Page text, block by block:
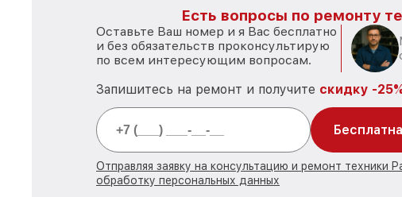
Есть вопросы по ремонту
Оставьте Ваш номер и я Вас бесплатно
и без обязательств проконсультирую
по всем интересующим вопросам.
Запишитесь на ремонт и получите скидку -
Отправляя заявку на консультацию и ремонт техники
обработку персональных данных